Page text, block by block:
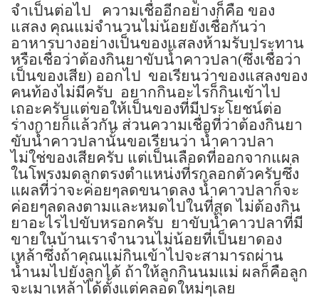
จำเป็นต่อไป
ความเชื่ออีกอย่างก็คือ ของ
แสลง คุณแม่จำนวนไม่น้อยยังเชื่อกันว่า
อาหารบางอย่างเป็นของแสลงห้ามรับประทาน
หรือเชื่อว่าต้องกินยาขับน้ำคาวปลา(ซึ่งเชื่อว่า
เป็นของเสีย) ออกไป ขอเรียนว่าของแสลงของ
คนท้องไม่มีครับ อยากกินอะไรก็กินเข้าไป
เถอะครับแต่ขอให้เป็นของที่มีประโยชน์ต่อ
ร่างกายก็แล้วกัน ส่วนความเชื่อที่ว่าต้องกินยา
ขับน้ำคาวปลานั้นขอเรียนว่า น้ำคาวปลา
ไม่ใช่ของเสียครับ แต่เป็นเลือดที่ออกจากแผล
ในโพรงมดลูกตรงตำแหน่งที่รกลอกตัวครับซึ่ง
แผลที่ว่าจะค่อยๆลดขนาดลง น้ำคาวปลาก็จะ
ค่อยๆลดลงตามและหมดไปในที่สุด ไม่ต้องกิน
ยาอะไรไปขับหรอกครับ ยาขับน้ำคาวปลาที่มี
ขายในบ้านเราจำนวนไม่น้อยที่เป็นยาดอง
เหล้าซึ่งถ้าคุณแม่กินเข้าไปจะสามารถผ่าน
น้ำนมไปยังลูกได้ ถ้าให้ลูกกินนมแม่ ผลก็คือลูก
จะเมาเหล้าได้ตั้งแต่คลอดใหม่ๆเลย